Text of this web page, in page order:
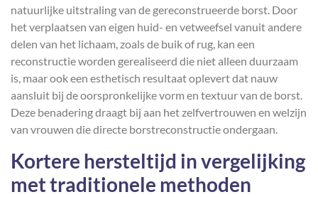
natuurlijke uitstraling van de gereconstrueerde borst. Door
het verplaatsen van eigen huid- en vetweefsel vanuit andere
delen van het lichaam, zoals de buik of rug, kan een
reconstructie worden gerealiseerd die niet alleen duurzaam
is, maar ook een esthetisch resultaat oplevert dat nauw
aansluit bij de oorspronkelijke vorm en textuur van de borst.
Deze benadering draagt bij aan het zelfvertrouwen en welzijn
van vrouwen die directe borstreconstructie ondergaan.
Kortere hersteltijd in vergelijking
met traditionele methoden